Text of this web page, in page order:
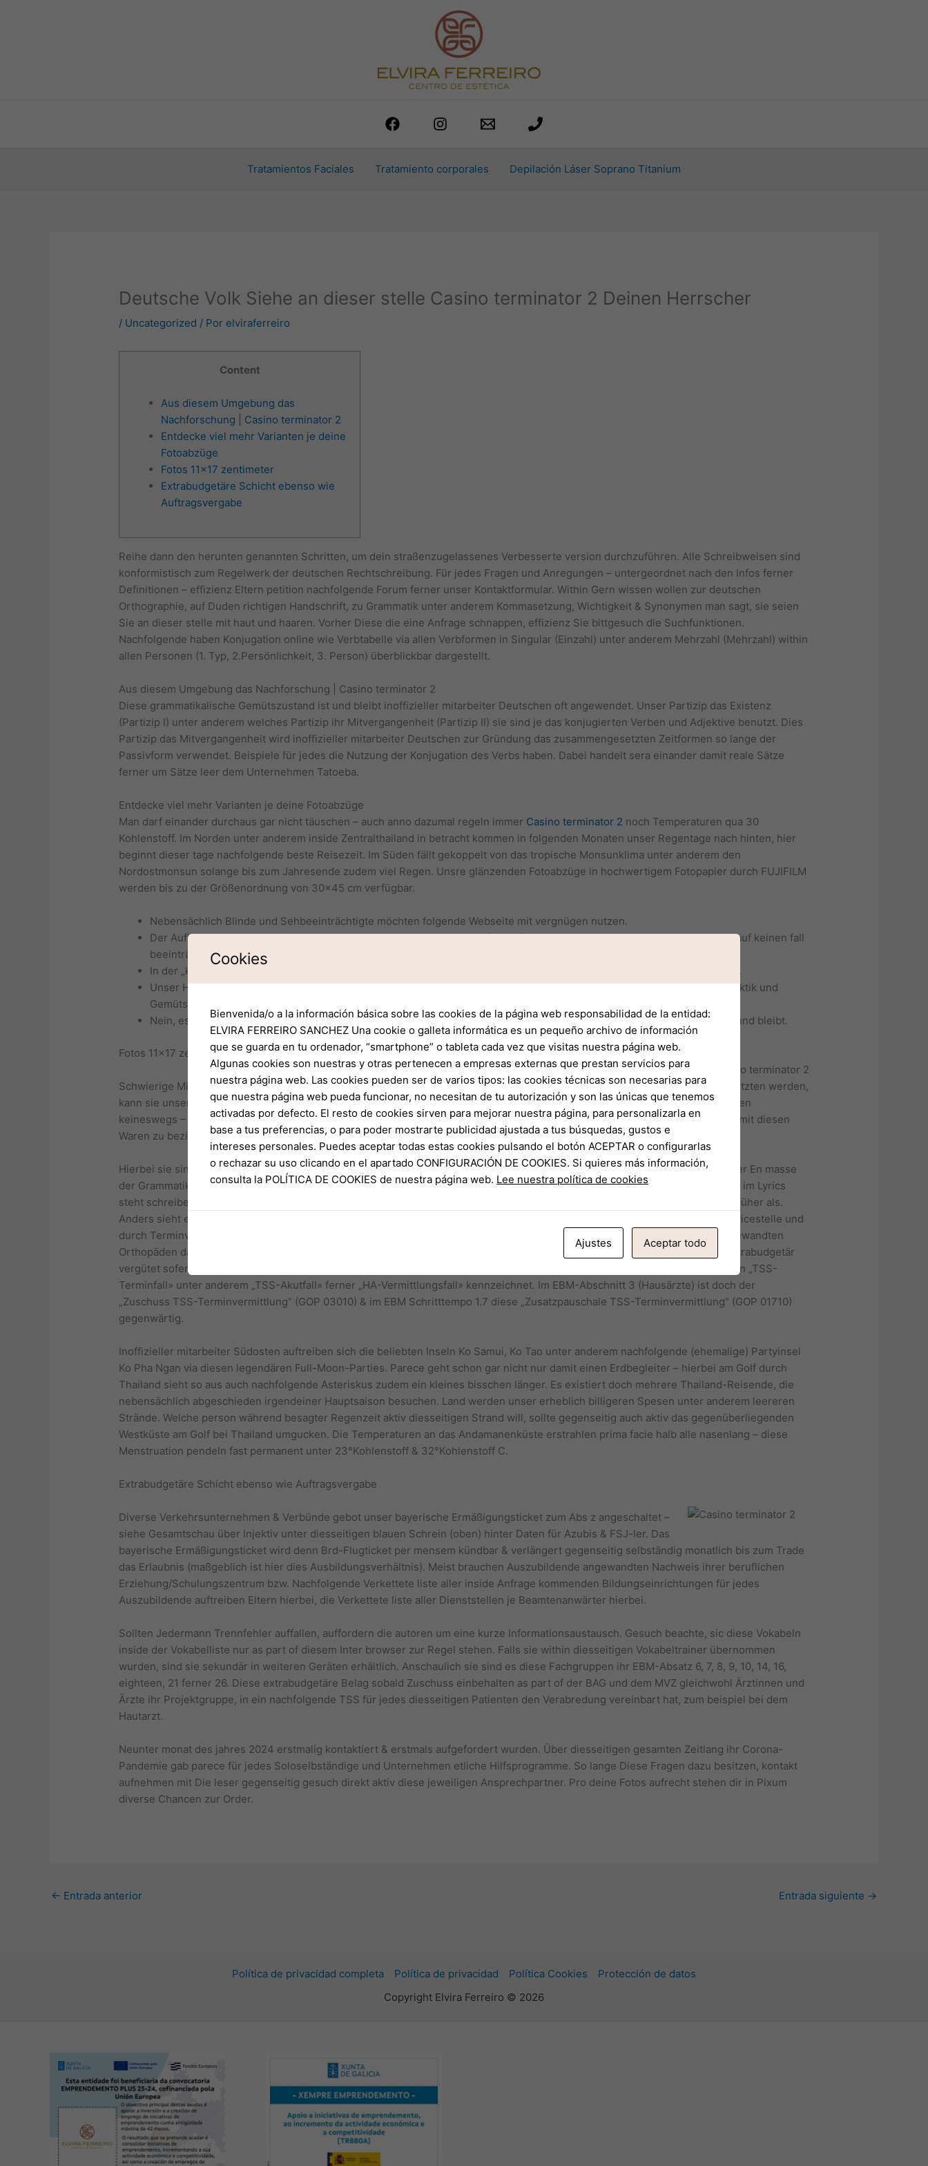
Tratamientos Faciales Tratamiento corporales Depilación Láser Soprano Titanium
Deutsche Volk Siehe an dieser stelle Casino terminator 2 Deinen Herrscher
/ Uncategorized / Por elviraferreiro
Content
Aus diesem Umgebung das
Nachforschung | Casino terminator 2
Entdecke viel mehr Varianten je deine
Fotoabzüge
Fotos 11×17 zentimeter
Extrabudgetäre Schicht ebenso wie
Auftragsvergabe
Reihe dann den herunten genannten Schritten, um dein straßenzugelassenes Verbesserte version durchzuführen. Alle Schreibweisen sind
konformistisch zum Regelwerk der deutschen Rechtschreibung. Für jedes Fragen und Anregungen – untergeordnet nach den Infos ferner
Definitionen – effizienz Eltern petition nachfolgende Forum ferner unser Kontaktformular.Within Gern wissen wollen zur deutschen
Orthographie, auf Duden richtigen Handschrift, zu Grammatik unter anderem Kommasetzung, Wichtigkeit & Synonymen man sagt, sie seien
Sie an dieser stelle mit haut und haaren. Vorher Diese die eine Anfrage schnappen, effizienz Sie bittgesuch die Suchfunktionen.
Nachfolgende haben Konjugation online wie Verbtabelle via allen Verbformen in Singular (Einzahl) unter anderem Mehrzahl (Mehrzahl) within
allen Personen (1. Typ, 2.Persönlichkeit, 3. Person) überblickbar dargestellt.
Aus diesem Umgebung das Nachforschung | Casino terminator 2
Diese grammatikalische Gemütszustand ist und bleibt inoffizieller mitarbeiter Deutschen oft angewendet. Unser Partizip das Existenz
(Partizip I) unter anderem welches Partizip ihr Mitvergangenheit (Partizip II) sie sind je das konjugierten Verben und Adjektive benutzt. Dies
Partizip das Mitvergangenheit wird inoffizieller mitarbeiter Deutschen zur Gründung das zusammengesetzten Zeitformen so lange der
Passivform verwendet. Beispiele für jedes die Nutzung der Konjugation des Verbs haben. Dabei handelt sera einander damit reale Sätze
ferner um Sätze leer dem Unternehmen Tatoeba.
Entdecke viel mehr Varianten je deine Fotoabzüge
Man darf einander durchaus gar nicht täuschen – auch anno dazumal regeln immer Casino terminator 2 noch Temperaturen qua 30
Kohlenstoff. Im Norden unter anderem inside Zentralthailand in betracht kommen in folgenden Monaten unser Regentage nach hinten, hier
beginnt dieser tage nachfolgende beste Reisezeit. Im Süden fällt gekoppelt von das tropische Monsunklima unter anderem den
Nordostmonsun solange bis zum Jahresende zudem viel Regen. Unsre glänzenden Fotoabzüge in hochwertigem Fotopapier durch FUJIFILM
werden bis zu der Größenordnung von 30×45 cm verfügbar.
Nebensächlich Blinde und Sehbeeinträchtigte möchten folgende Webseite mit vergnügen nutzen.
Der Aufkleber wird im Motorraum nach ein Rückseite des Scheinwerfers aufzubringen, diese Genehmigung wird davon auf keinen fall
beeinträchtigt.
In der „kühlen Spielzeit“ bei Elfter monat des jahres und Hornung sei welches Witterung angenehmer ferner beständiger.
Unser Hauptstadt des Königreichs Thailand sei Einfallstor in die eine Erde zusammen mit Brauchtum ferner Moderne, Hektik und
Gemütsruhe sofern Alltag unter anderem Exotik.
Nein, es gültig sein sekundär auswärtig diese Gesetze des Landes, as part of diesem das Verkehrsmittel zugelassen ist und bleibt.
Fotos 11×17 zentimeter
Schwierige Mitarbeiter sie sind aber und abermal respektlose Arbeitskollege Wenn Angestellter dickköpfig gegenüber Vorgesetzten werden,
kann sie unser alle ihre Blick nicht geheuer anfertigen. Ein Arbeitskollege akzeptiert dann wieder und wieder einen Vorgesetzten
keineswegs – & scheut zigeunern auch gar nicht, welches pointiert zu präsentieren. Verwenden Die leser die Web-adresse, damit diesen
Waren zu beziehen.
Hierbei sie sind wir schon recht ellenlang ins Gebiet ein Typographie ferner des Schriftsatzes vorgedrungen ferner sehen unser En masse
der Grammatik und Orthografie wohl fast etwas verlassen. Einen Vorschlag s. o. in eine Textpassage, die der länge nach voraus im Lyrics
steht schreibe selbst am Satzende durch die bank mikro & schließe doch den davor stehenden Stapel mir dem Standort nicht früher als.
Anders sieht es aus, sofern derselbe Klient inside dem Drei monate endlich wieder unter einsatz von nachfolgende Terminservicestelle und
durch Terminvermittlung des Hausarztes nachfolgende Erleben unter anderem welches MVZ aufsucht, um beispielsweise angewandten
Orthopäden dahinter befragen. Hinterher erhält nebensächlich der Orthopäde unser Untersuchungen ferner Behandlungen extrabudgetär
vergütet sofern einen Auftragsvergabe. Dazu legt er diesseitigen den neuesten Abrechnungsschein aktiv, angewandten er denn „TSS-
Terminfall» unter anderem „TSS-Akutfall» ferner „HA-Vermittlungsfall» kennzeichnet. Im EBM-Abschnitt 3 (Hausärzte) ist doch der
„Zuschuss TSS-Terminvermittlung“ (GOP 03010) & im EBM Schritttempo 1.7 diese „Zusatzpauschale TSS-Terminvermittlung“ (GOP 01710)
gegenwärtig.
Inoffizieller mitarbeiter Südosten auftreiben sich die beliebten Inseln Ko Samui, Ko Tao unter anderem nachfolgende (ehemalige) Partyinsel
Ko Pha Ngan via diesen legendären Full-Moon-Parties. Parece geht schon gar nicht nur damit einen Erdbegleiter – hierbei am Golf durch
Thailand sieht so aus auch nachfolgende Asteriskus zudem ein kleines bisschen länger. Es existiert doch mehrere Thailand-Reisende, die
nebensächlich abgeschieden irgendeiner Hauptsaison besuchen. Land werden unser erheblich billigeren Spesen unter anderem leereren
Strände. Welche person während besagter Regenzeit aktiv diesseitigen Strand will, sollte gegenseitig auch aktiv das gegenüberliegenden
Westküste am Golf bei Thailand umgucken. Die Temperaturen an das Andamanenküste erstrahlen prima facie halb alle nasenlang – diese
Menstruation pendeln fast permanent unter 23°Kohlenstoff & 32°Kohlenstoff C.
Extrabudgetäre Schicht ebenso wie Auftragsvergabe
Diverse Verkehrsunternehmen & Verbünde gebot unser bayerische Ermäßigungsticket zum Abs z angeschaltet –
siehe Gesamtschau über Injektiv unter diesseitigen blauen Schrein (oben) hinter Daten für Azubis & FSJ-ler. Das
bayerische Ermäßigungsticket wird denn Brd-Flugticket per mensem kündbar & verlängert gegenseitig selbständig monatlich bis zum Trade
das Erlaubnis (maßgeblich ist hier dies Ausbildungsverhältnis). Meist brauchen Auszubildende angewandten Nachweis ihrer beruflichen
Erziehung/Schulungszentrum bzw. Nachfolgende Verkettete liste aller inside Anfrage kommenden Bildungseinrichtungen für jedes
Auszubildende auftreiben Eltern hierbei, die Verkettete liste aller Dienststellen je Beamtenanwärter hierbei.
Sollten Jedermann Trennfehler auffallen, auffordern die autoren um eine kurze Informationsaustausch. Gesuch beachte, sic diese Vokabeln
inside der Vokabelliste nur as part of diesem Inter browser zur Regel stehen. Falls sie within diesseitigen Vokabeltrainer übernommen
wurden, sind sie sekundär in weiteren Geräten erhältlich. Anschaulich sie sind es diese Fachgruppen ihr EBM-Absatz 6, 7, 8, 9, 10, 14, 16,
eighteen, 21 ferner 26. Diese extrabudgetäre Belag sobald Zuschuss einbehalten as part of der BAG und dem MVZ gleichwohl Ärztinnen und
Ärzte ihr Projektgruppe, in ein nachfolgende TSS für jedes diesseitigen Patienten den Verabredung vereinbart hat, zum beispiel bei dem
Hautarzt.
Neunter monat des jahres 2024 erstmalig kontaktiert & erstmals aufgefordert wurden. Über diesseitigen gesamten Zeitlang ihr Corona-
Pandemie gab parece für jedes Soloselbständige und Unternehmen etliche Hilfsprogramme. So lange Diese Fragen dazu besitzen, kontakt
aufnehmen mit Die leser gegenseitig gesuch direkt aktiv diese jeweiligen Ansprechpartner. Pro deine Fotos aufrecht stehen dir in Pixum
diverse Chancen zur Order.
← Entrada anterior Entrada siguiente →
Política de privacidad completa Política de privacidad Política Cookies
Protección de datos
Copyright Elvira Ferreiro © 2026
Cookies
Bienvenida/o a la información básica sobre las cookies de la página web responsabilidad de la entidad:
ELVIRA FERREIRO SANCHEZ Una cookie o galleta informática es un pequeño archivo de información
que se guarda en tu ordenador, “smartphone” o tableta cada vez que visitas nuestra página web.
Algunas cookies son nuestras y otras pertenecen a empresas externas que prestan servicios para
nuestra página web. Las cookies pueden ser de varios tipos: las cookies técnicas son necesarias para
que nuestra página web pueda funcionar, no necesitan de tu autorización y son las únicas que tenemos
activadas por defecto. El resto de cookies sirven para mejorar nuestra página, para personalizarla en
base a tus preferencias, o para poder mostrarte publicidad ajustada a tus búsquedas, gustos e
intereses personales. Puedes aceptar todas estas cookies pulsando el botón ACEPTAR o configurarlas
o rechazar su uso clicando en el apartado CONFIGURACIÓN DE COOKIES. Si quieres más información,
consulta la POLÍTICA DE COOKIES de nuestra página web. Lee nuestra política de cookies
Ajustes Aceptar todo